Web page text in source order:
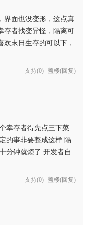
界面也没变形，这点真
存者找变异怪，隔离可
欢末日生存的可以下，
支持(0) 盖楼(回复)
幸存者得先点三下菜
的事非要整成这样 隔
分钟就烦了 开发者自
支持(0) 盖楼(回复)